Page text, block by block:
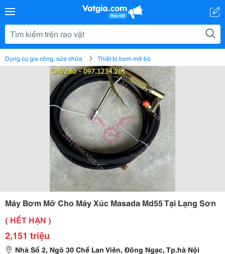
Dụng cụ gia công, sửa chữa Thiết bị bơm mỡ bò
Máy Bơm Mỡ Cho Máy Xúc Masada Md55 Tại Lạng Sơn
( HẾT HẠN )
2,151 triệu
Nhà Số 2, Ngõ 30 Chế Lan Viên, Đông Ngạc, Tp.hà Nội